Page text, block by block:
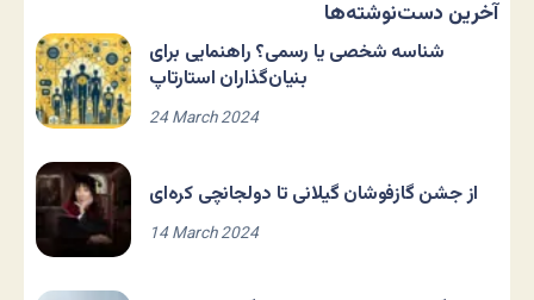
آخرین دست‌نوشته‌ها
شناسه شخصی یا رسمی؟ راهنمایی برای
بنیان‌گذاران استارتاپ
24 March 2024
از جشن گازفوشان گیلانی تا دولجانچی کره‌ای
14 March 2024